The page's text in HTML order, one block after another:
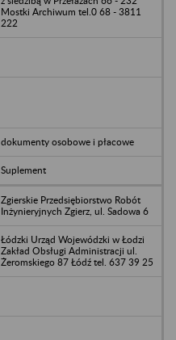
Mostki Archiwum tel.0 68 - 3811
222
dokumenty osobowe i płacowe
Suplement
Zgierskie Przedsiębiorstwo Robót
Inżynieryjnych Zgierz, ul. Sadowa 6
Łódzki Urząd Wojewódzki w Łodzi
Zakład Obsługi Administracji ul.
Żeromskiego 87 Łódź tel. 637 39 25